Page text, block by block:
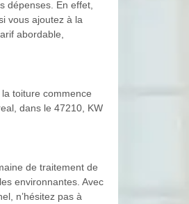
dépenses. En effet,
vous ajoutez à la
abordable,
toiture commence
dans le 47210, KW
de traitement de
environnantes. Avec
n’hésitez pas à